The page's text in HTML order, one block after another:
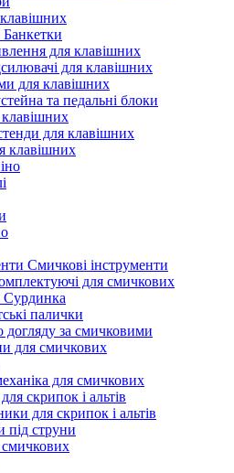
для клавішних
для клавішних
для клавішних
та педальні блоки
клавішних
для клавішних
клавішних
Смичкові інструменти
для смичкових
Сурдинка
палички
догляду за смичковими
для смичкових
для смичкових
скрипок і альтів
для скрипок і альтів
під струни
смичкових